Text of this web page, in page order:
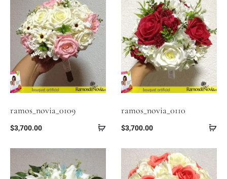
ramos_novia_0109
$3,700.00
ramos_novia_0110
$3,700.00